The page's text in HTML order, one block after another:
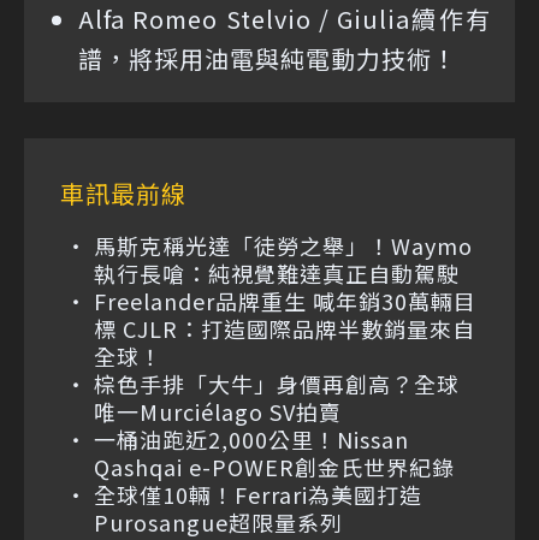
Alfa Romeo Stelvio / Giulia續作有
譜，將採用油電與純電動力技術！
車訊最前線
馬斯克稱光達「徒勞之舉」！Waymo
執行長嗆：純視覺難達真正自動駕駛
Freelander品牌重生 喊年銷30萬輛目
標 CJLR：打造國際品牌半數銷量來自
全球！
棕色手排「大牛」身價再創高？全球
唯一Murciélago SV拍賣
一桶油跑近2,000公里！Nissan
Qashqai e-POWER創金氏世界紀錄
全球僅10輛！Ferrari為美國打造
Purosangue超限量系列